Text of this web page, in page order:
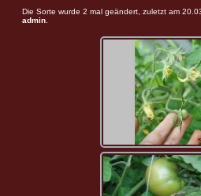
Die Sorte wurde 2 mal geändert, zuletzt am
admin